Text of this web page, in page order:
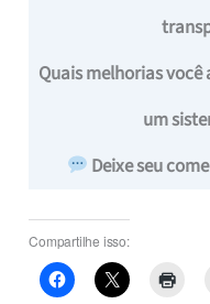
Quais melhorias você
um
Deixe seu
Compartilhe isso: